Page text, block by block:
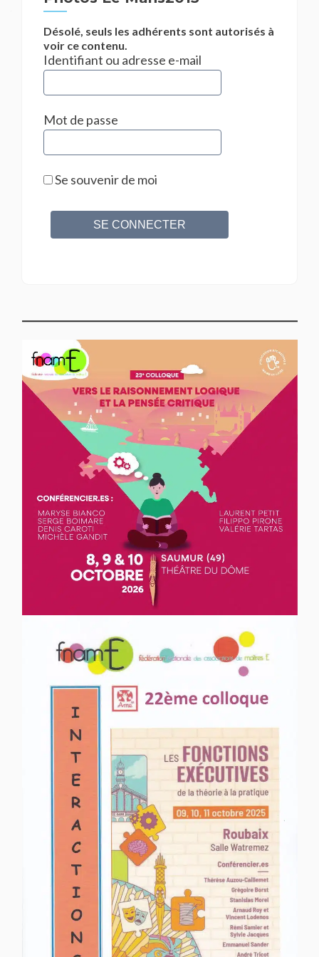
Désolé, seuls les adhérents sont autorisés à
voir ce contenu.
Identifiant ou adresse e-mail
Mot de passe
Se souvenir de moi